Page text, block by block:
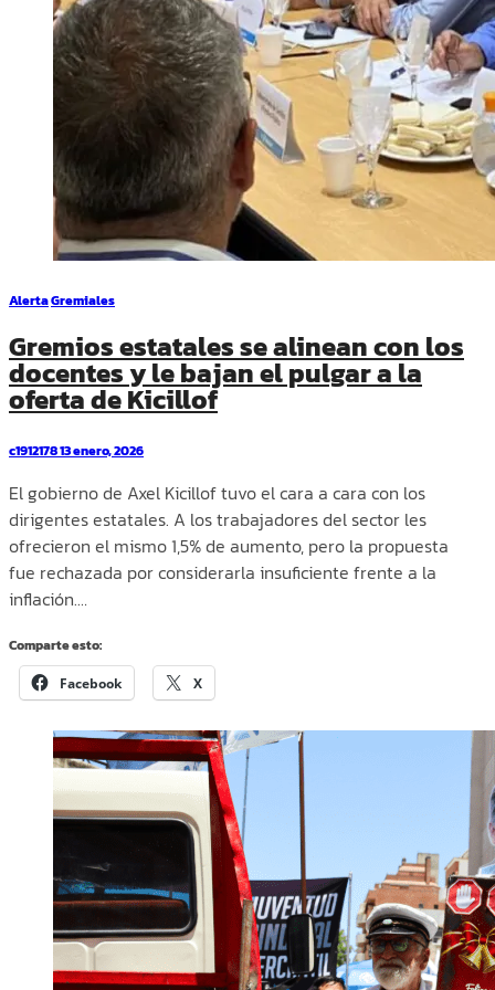
AlertaGremiales
Gremios estatales se alinean con los
docentes y le bajan el pulgar a la
oferta de Kicillof
c191217813 enero, 2026
El gobierno de Axel Kicillof tuvo el cara a cara con los
dirigentes estatales. A los trabajadores del sector les
ofrecieron el mismo 1,5% de aumento, pero la propuesta
fue rechazada por considerarla insuficiente frente a la
inflación.…
Comparte esto:
Facebook X